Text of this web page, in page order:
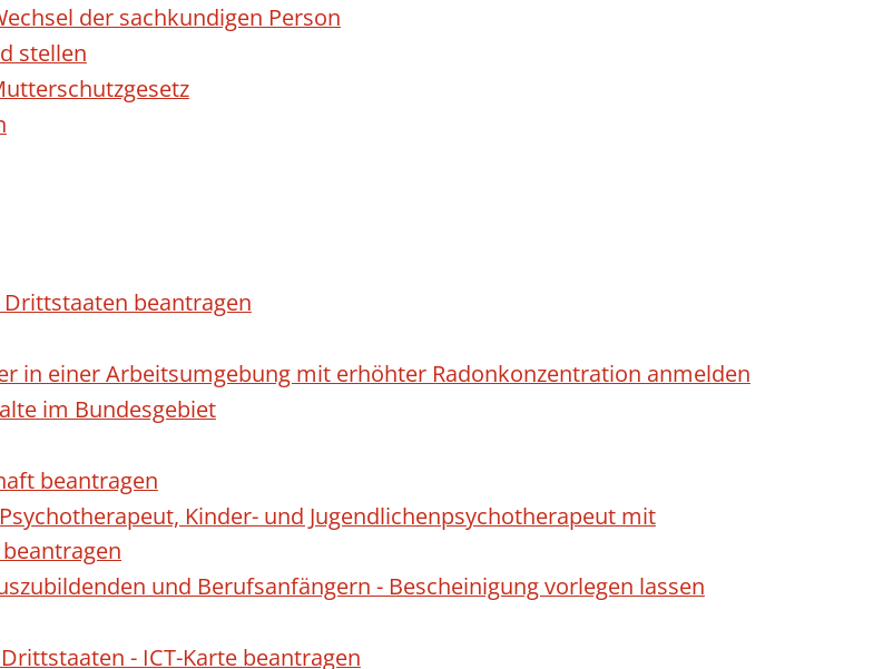
der sachkundigen Person
stellen
beantragen
in einer Arbeitsumgebung mit erhöhter Radonkonzentration anmelden
im Bundesgebiet
beantragen
Kinder- und Jugendlichenpsychotherapeut mit
und Berufsanfängern - Bescheinigung vorlegen lassen
- ICT-Karte beantragen